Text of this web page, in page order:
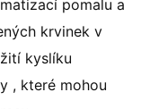
pomalu a
krvinek v
kyslíku
, které mohou